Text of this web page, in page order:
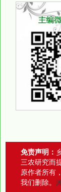
免责声明：
三农研究而
原作者所有
我们删除。